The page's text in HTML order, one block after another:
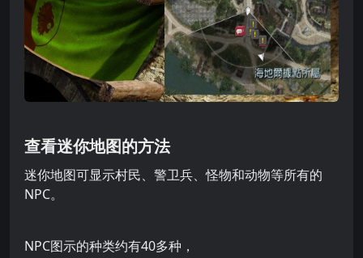
查看迷你地图的方法
迷你地图可显示村民、警卫兵、怪物和动物等所有的
NPC。
NPC图示的种类约有40多种，